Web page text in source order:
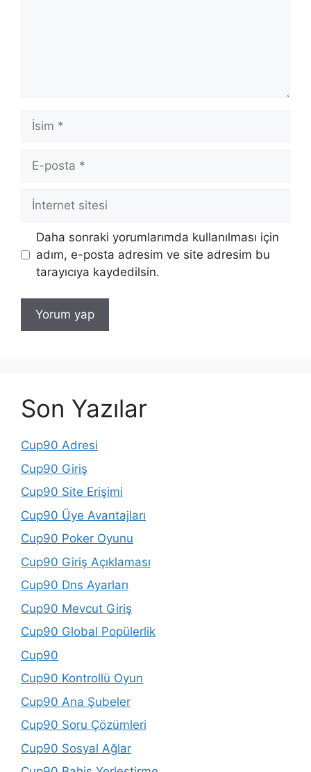
İsim
posta
İnternet
sitesi
Daha sonraki yorumlarımda kullanılması için
adım, e-posta adresim ve site adresim bu
tarayıcıya kaydedilsin.
Son Yazılar
Cup90 Adresi
Cup90 Giriş
Cup90 Site Erişimi
Cup90 Üye Avantajları
Cup90 Poker Oyunu
Cup90 Giriş Açıklaması
Cup90 Dns Ayarları
Cup90 Mevcut Giriş
Cup90 Global Popülerlik
Cup90
Cup90 Kontrollü Oyun
Cup90 Ana Şubeler
Cup90 Soru Çözümleri
Cup90 Sosyal Ağlar